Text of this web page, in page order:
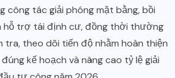
công tác giải phóng mặt bằng, bồi
hỗ trợ tái định cư, đồng thời thường
tra, theo dõi tiến độ nhằm hoàn thiện
kế hoạch và nâng cao tỷ lệ giải